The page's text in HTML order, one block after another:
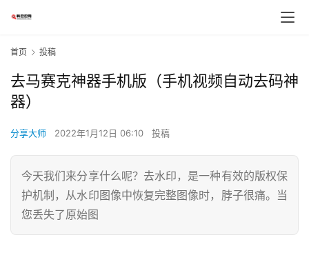
首页 投稿
去马赛克神器手机版（手机视频自动去码神
器）
分享大师 2022年1月12日 06:10 投稿
今天我们来分享什么呢？去水印，是一种有效的版权保
护机制，从水印图像中恢复完整图像时，脖子很痛。当
您丢失了原始图